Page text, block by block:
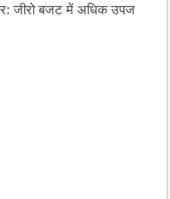
जीरो बजट में अधिक उपज